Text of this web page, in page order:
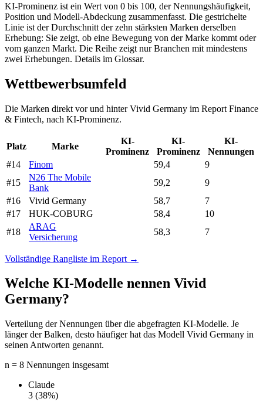
KI-Prominenz ist ein Wert von 0 bis 100, der Nennungshäufigkeit,
Position und Modell-Abdeckung zusammenfasst. Die gestrichelte
Linie ist der Durchschnitt der zehn stärksten Marken derselben
Erhebung: Sie zeigt, ob eine Bewegung von der Marke kommt oder
vom ganzen Markt. Die Reihe zeigt nur Branchen mit mindestens
zwei Erhebungen. Details im Glossar.
Wettbewerbsumfeld
Die Marken direkt vor und hinter Vivid Germany im Report Finance
& Fintech, nach KI-Prominenz.
Platz Marke
KI-
Prominenz
KI-
Prominenz
KI-
Nennungen
#14
Finom 59,4
9
#15
N26 The Mobile
Bank
59,2
9
#16
Vivid Germany 58,7
7
#17
HUK-COBURG 58,4
10
#18
ARAG
Versicherung
58,3 7
Vollständige Rangliste im Report →
Welche KI-Modelle nennen Vivid
Germany?
Verteilung der Nennungen über die abgefragten KI-Modelle. Je
länger der Balken, desto häufiger hat das Modell Vivid Germany in
seinen Antworten genannt.
n = 8 Nennungen insgesamt
Claude
3 (38%)